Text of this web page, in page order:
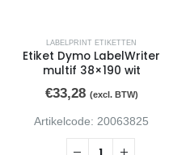
LABELPRINT ETIKETTEN
Etiket Dymo LabelWriter
multif 38×190 wit
€33,28 (excl. BTW)
Artikelcode: 20063825